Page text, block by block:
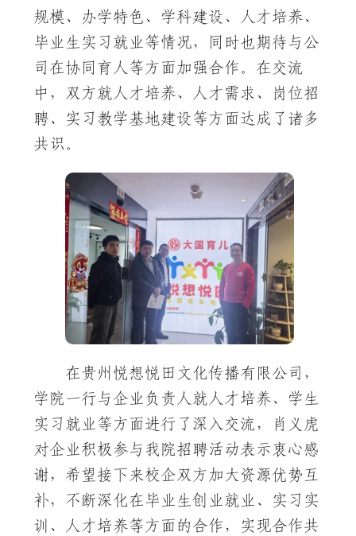
规模、办学特色、学科建设、人才培养、
毕业生实习就业等情况，同时也期待与公
司在协同育人等方面加强合作。在交流
中，双方就人才培养、人才需求、岗位招
聘、实习教学基地建设等方面达成了诸多
共识。
在贵州悦想悦田文化传播有限公司，
学院一行与企业负责人就人才培养、学生
实习就业等方面进行了深入交流，肖义虎
对企业积极参与我院招聘活动表示衷心感
谢，希望接下来校企双方加大资源优势互
补，不断深化在毕业生创业就业、实习实
训、人才培养等方面的合作，实现合作共